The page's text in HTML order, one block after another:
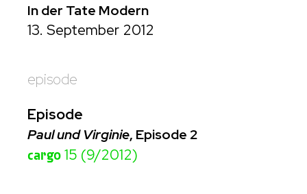
In der Tate Modern
13. September 2012
episode
Episode
Paul und Virginie, Episode 2
cargo 15 (9/2012)